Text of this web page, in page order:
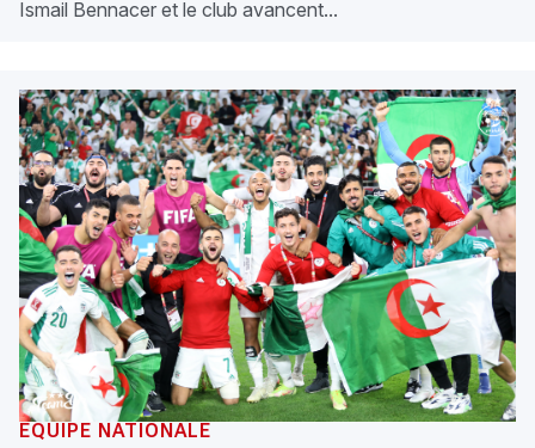
Ismail Bennacer et le club avancent...
ÉQUIPE NATIONALE